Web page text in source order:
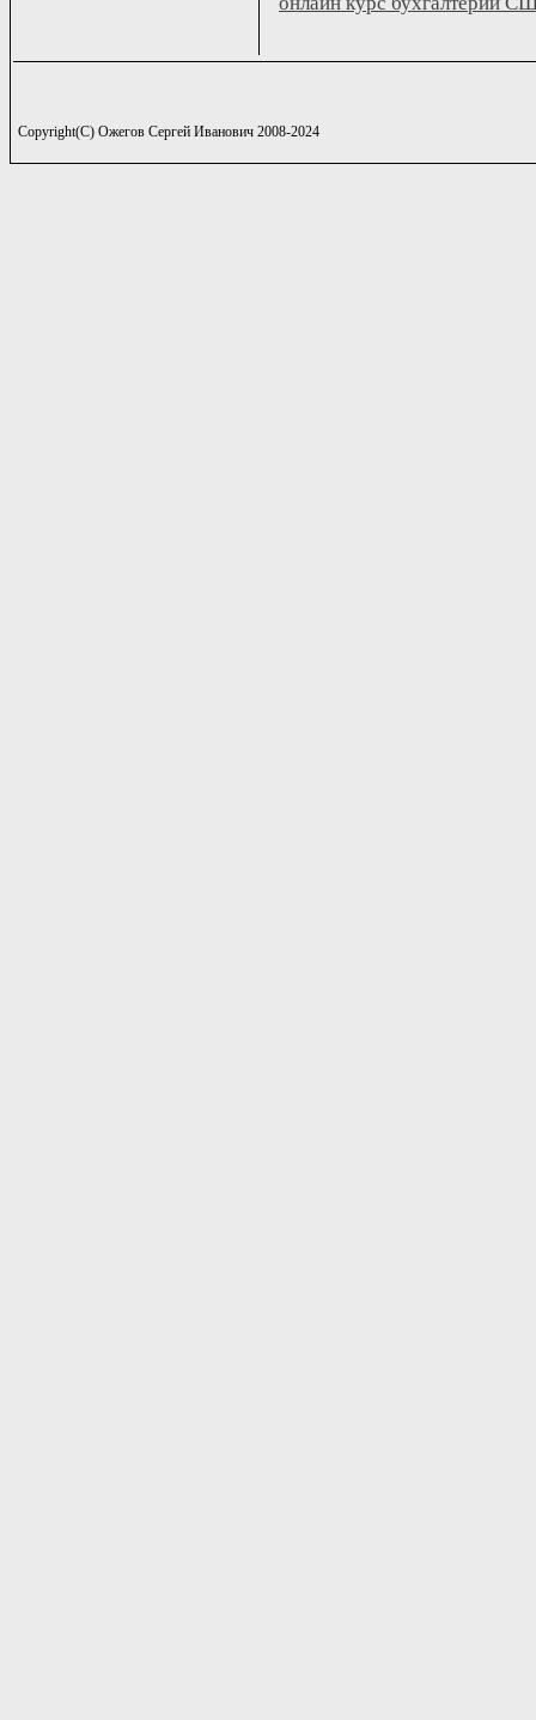
Copyright(C) Ожегов Сергей Иванович 2008-2024